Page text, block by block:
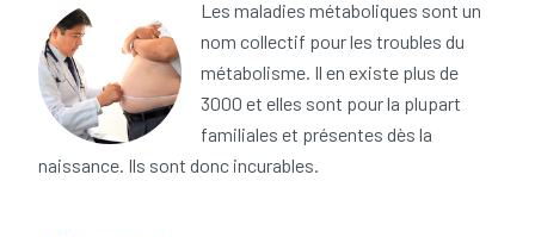
Les maladies métaboliques sont un
nom collectif pour les troubles du
métabolisme. Il en existe plus de
3000 et elles sont pour la plupart
familiales et présentes dès la
naissance. Ils sont donc incurables.